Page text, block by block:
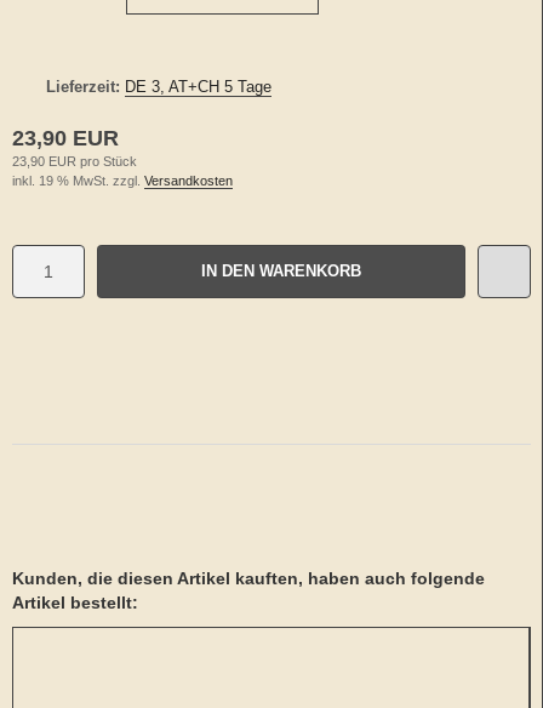
Lieferzeit: DE 3, AT+CH 5 Tage
23,90 EUR
23,90 EUR pro Stück
inkl. 19 % MwSt. zzgl. Versandkosten
IN DEN WARENKORB
Kunden, die diesen Artikel kauften, haben auch folgende
Artikel bestellt: